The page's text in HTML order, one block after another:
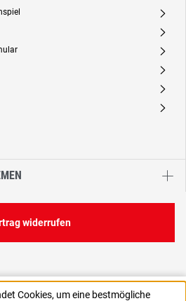
A
A
A
A
A
A
widerrufen
Cookies, um eine bestmögliche